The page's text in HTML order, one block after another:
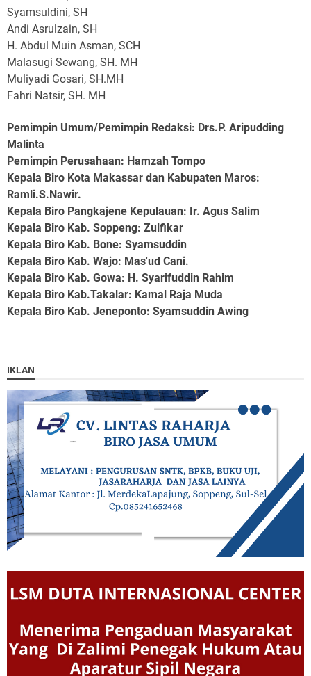
Syamsuldini, SH
Andi Asrulzain, SH
H. Abdul Muin Asman, SCH
Malasugi Sewang, SH. MH
Muliyadi Gosari, SH.MH
Fahri Natsir, SH. MH
Pemimpin Umum/Pemimpin Redaksi: Drs.P. Aripudding
Malinta
Pemimpin Perusahaan: Hamzah Tompo
Kepala Biro Kota Makassar dan Kabupaten Maros:
Ramli.S.Nawir.
Kepala Biro Pangkajene Kepulauan: Ir. Agus Salim
Kepala Biro Kab. Soppeng: Zulfikar
Kepala Biro Kab. Bone: Syamsuddin
Kepala Biro Kab. Wajo: Mas'ud Cani.
Kepala Biro Kab. Gowa: H. Syarifuddin Rahim
Kepala Biro Kab.Takalar: Kamal Raja Muda
Kepala Biro Kab. Jeneponto: Syamsuddin Awing
IKLAN